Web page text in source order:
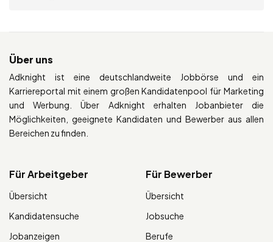
Über uns
Adknight ist eine deutschlandweite Jobbörse und ein
Karriereportal mit einem großen Kandidatenpool für Marketing
und Werbung. Über Adknight erhalten Jobanbieter die
Möglichkeiten, geeignete Kandidaten und Bewerber aus allen
Bereichen zu finden.
Für Arbeitgeber
Übersicht
Kandidatensuche
Jobanzeigen
Für Bewerber
Übersicht
Jobsuche
Berufe